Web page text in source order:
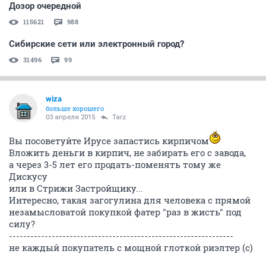
Дозор очередной
115621 988
Сибирские сети или электронный город?
31496 99
wiza
больше хорошего
03 апреля 2015 Tarz
Вы посоветуйте Ирусе запастись кирпичом
Вложить деньги в кирпич, не забирать его с завода,
а через 3-5 лет его продать-поменять тому же
Дискусу
или в Стрижи Застройщику...
Интересно, такая загогулина для человека с прямой
незамысловатой покупкой фатер "раз в жисть" под
силу?
---------------------------------------------------------------
не каждый покупатель с мощной глоткой риэлтер (с)